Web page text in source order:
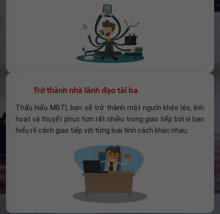
Trở thành nhà lãnh đạo tài ba
Thấu hiểu MBTI, bạn sẽ trở thành một người khéo léo, linh
hoạt và thuyết phục hơn rất nhiều trong giao tiếp bởi vì bạn
hiểu rõ cách giao tiếp với từng loại tính cách khác nhau.